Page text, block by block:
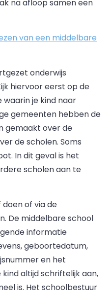
na afloop samen een
van een middelbare
onderwijs
hiervoor eerst op de
je kind naar
gemeenten hebben de
gemaakt over de
de scholen. Soms
In dit geval is het
scholen aan te
of via de
De middelbare school
informatie
geboortedatum,
en het
kind altijd schriftelijk aan,
is. Het schoolbestuur